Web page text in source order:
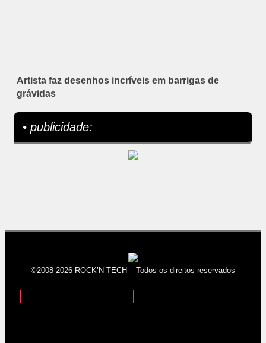
Artista faz desenhos incríveis em barrigas de
grávidas
• publicidade:
©2008-2026 ROCK’N TECH – Todos os direitos reservados